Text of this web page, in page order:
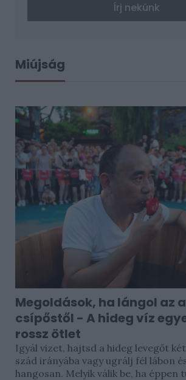
Írj nekünk
Miújság
Megoldások, ha lángol az
csípőstől - A hideg víz
rossz ötlet
Igyál vizet, hajtsd a hideg levegőt
szád irányába vagy ugrálj fél lábon
hangosan. Melyik válik be, ha éppen